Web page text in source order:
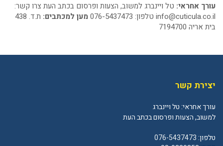
עורך אחראי: טל ויינברג למשוב, הצעות ופרסום בכתב העת צרו קשר:
info@cuticula.co.il טלפון: 076-5437473 מען למכתבים:
ת.ד. 438
בית אריה 7194700
יצירת קשר
עורך אחראי: טל ויינברג
למשוב, הצעות ופרסום בכתב העת
טלפון:076-5437473